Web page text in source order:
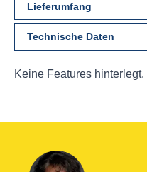
Lieferumfang
Technische Daten
Keine Features hinterlegt.